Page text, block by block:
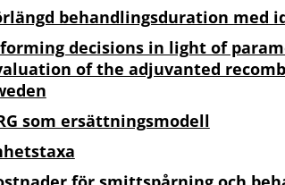
behandlingsduration med
decisions in light of
of the adjuvanted
som ersättningsmodell